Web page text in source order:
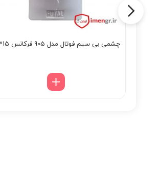
چشمی بی سیم فوتال مدل 905 فرکانس 315